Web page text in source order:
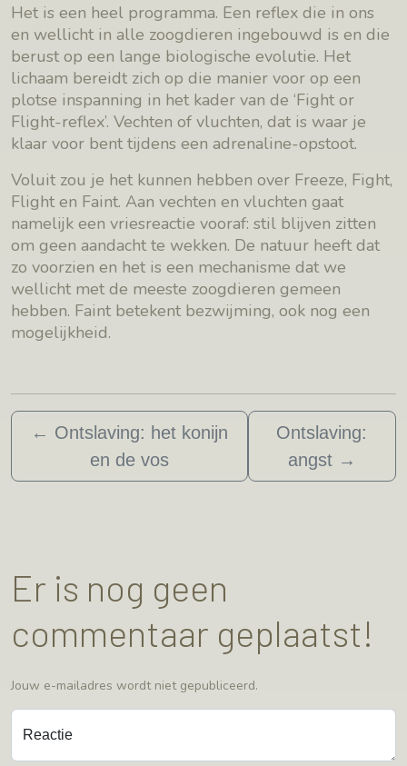
Het is een heel programma. Een reflex die in ons
en wellicht in alle zoogdieren ingebouwd is en die
berust op een lange biologische evolutie. Het
lichaam bereidt zich op die manier voor op een
plotse inspanning in het kader van de ‘Fight or
Flight-reflex’. Vechten of vluchten, dat is waar je
klaar voor bent tijdens een adrenaline-opstoot.
Voluit zou je het kunnen hebben over Freeze, Fight,
Flight en Faint. Aan vechten en vluchten gaat
namelijk een vriesreactie vooraf: stil blijven zitten
om geen aandacht te wekken. De natuur heeft dat
zo voorzien en het is een mechanisme dat we
wellicht met de meeste zoogdieren gemeen
hebben. Faint betekent bezwijming, ook nog een
mogelijkheid.
← Ontslaving: het konijn
en de vos
Ontslaving:
angst →
Er is nog geen
commentaar geplaatst!
Jouw e-mailadres wordt niet gepubliceerd.
Reactie